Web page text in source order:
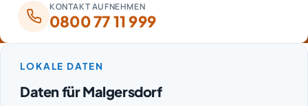
KONTAKT AUFNEHMEN
0800 77 11 999
LOKALE DATEN
Daten für Malgersdorf